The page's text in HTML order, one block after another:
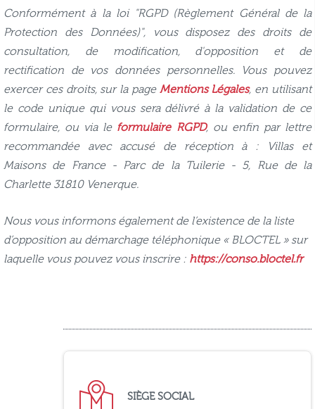
Conformément à la loi "RGPD (Règlement Général de la
Protection des Données)", vous disposez des droits de
consultation, de modification, d'opposition et de
rectification de vos données personnelles. Vous pouvez
exercer ces droits, sur la page Mentions Légales, en utilisant
le code unique qui vous sera délivré à la validation de ce
formulaire, ou via le formulaire RGPD, ou enfin par lettre
recommandée avec accusé de réception à : Villas et
Maisons de France - Parc de la Tuilerie - 5, Rue de la
Charlette 31810 Venerque.
Nous vous informons également de l’existence de la liste
d’opposition au démarchage téléphonique « BLOCTEL » sur
laquelle vous pouvez vous inscrire : https://conso.bloctel.fr
SIÈGE SOCIAL